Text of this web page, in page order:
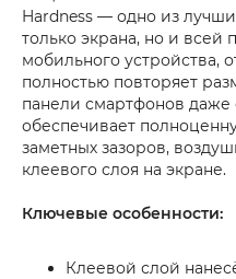
Hardness — одно из
только экрана, но и всей
мобильного устройства,
полностью повторяет
панели смартфонов
обеспечивает
заметных зазоров,
клеевого слоя на экране.
Ключевые особенности:
Клеевой слой